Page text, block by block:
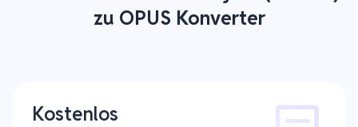
zu OPUS Konverter
Kostenlos